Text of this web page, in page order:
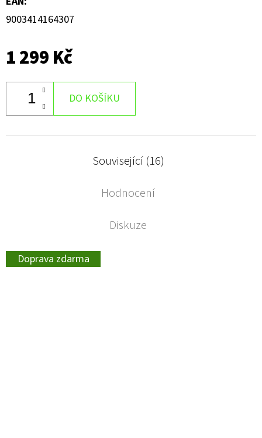
9003414164307
1 299 Kč
DO KOŠÍKU
Související (16)
Hodnocení
Diskuze
Doprava zdarma